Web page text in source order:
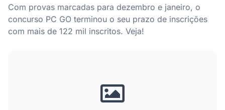
Com provas marcadas para dezembro e janeiro, o
concurso PC GO terminou o seu prazo de inscrições
com mais de 122 mil inscritos. Veja!